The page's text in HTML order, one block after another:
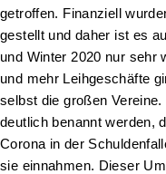
getroffen. Finanziell
gestellt und daher ist es
und Winter 2020 nur sehr
und mehr Leihgeschäfte
selbst die großen
deutlich benannt werden,
Corona in der
sie einnahmen. Dieser